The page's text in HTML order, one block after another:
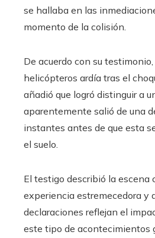
se hallaba en las
momento de la colisión.
De acuerdo con su
helicópteros ardía tras el
añadió que logró distinguir a
aparentemente salió de una
instantes antes de que esta
el suelo.
El testigo describió la escena
experiencia estremecedora y
declaraciones reflejan el
este tipo de acontecimientos